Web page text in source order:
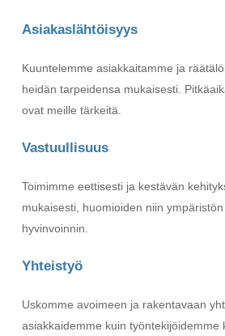
Asiakaslähtöisyys
Kuuntelemme asiakkaitamme ja
heidän tarpeidensa mukaisesti.
ovat meille tärkeitä.
Vastuullisuus
Toimimme eettisesti ja kestävän
mukaisesti, huomioiden niin
hyvinvoinnin.
Yhteistyö
Uskomme avoimeen ja rakentavaan
asiakkaidemme kuin työntekijöidemme